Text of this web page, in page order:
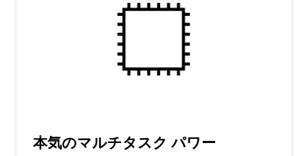
本気のマルチタスク パワー